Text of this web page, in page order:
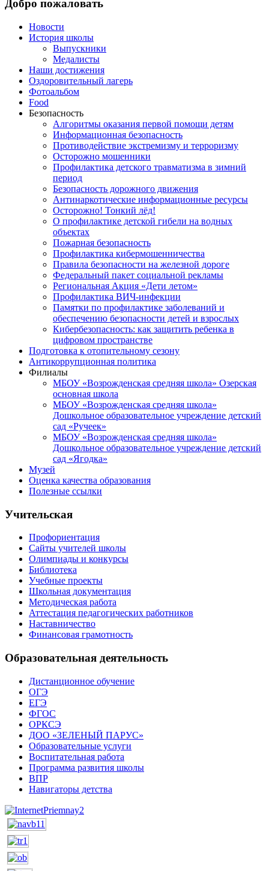
Добро пожаловать
Новости
История школы
Выпускники
Медалисты
Наши достижения
Оздоровительный лагерь
Фотоальбом
Food
Безопасность
Алгоритмы оказания первой помощи детям
Информационная безопасность
Противодействие экстремизму и терроризму
Осторожно мошенники
Профилактика детского травматизма в зимний
период
Безопасность дорожного движения
Антинаркотические информационные ресурсы
Осторожно! Тонкий лёд!
О профилактике детской гибели на водных
объектах
Пожарная безопасность
Профилактика кибермошенничества
Правила безопасности на железной дороге
Федеральный пакет социальной рекламы
Региональная Акция «Дети летом»
Профилактика ВИЧ-инфекции
Памятки по профилактике заболеваний и
обеспечению безопасности детей и взрослых
Кибербезопасность: как защитить ребенка в
цифровом пространстве
Подготовка к отопительному сезону
Антикоррупционная политика
Филиалы
МБОУ «Возрожденская средняя школа» Озерская
основная школа
МБОУ «Возрожденская средняя школа»
Дошкольное образовательное учреждение детский
сад «Ручеек»
МБОУ «Возрожденская средняя школа»
Дошкольное образовательное учреждение детский
сад «Ягодка»
Музей
Оценка качества образования
Полезные ссылки
Учительская
Профориентация
Сайты учителей школы
Олимпиады и конкурсы
Библиотека
Учебные проекты
Школьная документация
Методическая работа
Аттестация педагогических работников
Наставничество
Финансовая грамотность
Образовательная деятельность
Дистанционное обучение
ОГЭ
ЕГЭ
ФГОС
ОРКСЭ
ДОО «ЗЕЛЕНЫЙ ПАРУС»
Образовательные услуги
Воспитательная работа
Программа развития школы
ВПР
Навигаторы детства